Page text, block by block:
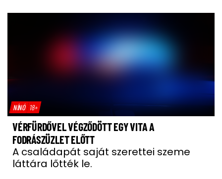
NÍNÓ 18+
VÉRFÜRDŐVEL VÉGZŐDÖTT EGY VITA A
FODRÁSZÜZLET ELŐTT
A családapát saját szerettei szeme
láttára lőtték le.